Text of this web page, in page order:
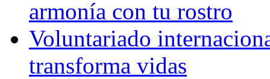
armonía con tu rostro
Voluntariado
transforma vidas